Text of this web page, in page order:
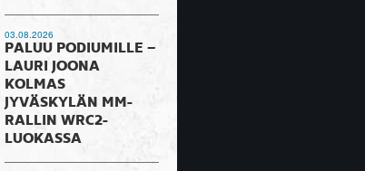
03.08.2026
PALUU PODIUMILLE –
LAURI JOONA
KOLMAS
JYVÄSKYLÄN MM-
RALLIN WRC2-
LUOKASSA